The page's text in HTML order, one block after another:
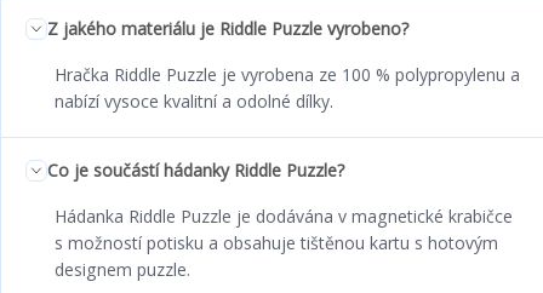
Z jakého materiálu je Riddle Puzzle vyrobeno?
Hračka Riddle Puzzle je vyrobena ze 100 % polypropylenu a
nabízí vysoce kvalitní a odolné dílky.
Co je součástí hádanky Riddle Puzzle?
Hádanka Riddle Puzzle je dodávána v magnetické krabičce
s možností potisku a obsahuje tištěnou kartu s hotovým
designem puzzle.